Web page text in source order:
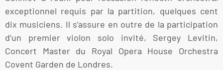
exceptionnel requis par la partition, quelques cent
dix musiciens. Il s’assure en outre de la participation
d’un premier violon solo invité, Sergey Levitin,
Concert Master du Royal Opera House Orchestra
Covent Garden de Londres.